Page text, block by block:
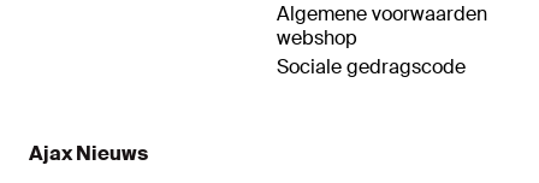
Algemene voorwaarden
webshop
Sociale gedragscode
Ajax Nieuws